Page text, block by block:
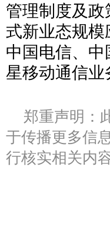
管理制度及
式新业态规
中国电信、
星移动通信业
郑重声明：
于传播更多信
行核实相关内容